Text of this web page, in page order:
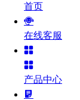
首页
在线客服
产品中心